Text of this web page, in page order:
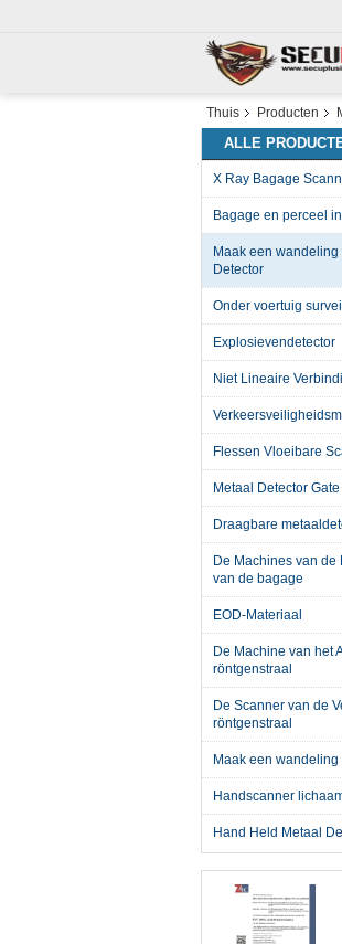
Thuis Producten
ALLE
X Ray Bagage
Bagage en perceel
Maak een wandeling
Detector
Onder voertuig
Explosievendetector
Niet Lineaire
Flessen Vloeibare
Metaal Detector Gate
Draagbare
De Machines van de
van de bagage
EOD-Materiaal
De Machine van het
röntgenstraal
De Scanner van de
röntgenstraal
Maak een
Handscanner
Hand Held Metaal